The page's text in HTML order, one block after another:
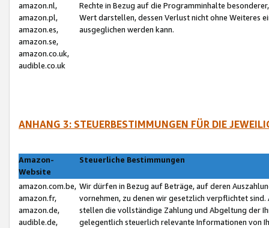
amazon.nl,
amazon.pl,
amazon.es,
amazon.se,
amazon.co.uk,
audible.co.uk
Rechte in Bezug auf die Programminhalte
Wert darstellen, dessen Verlust nicht ohne Weiteres
ausgeglichen werden kann.
ANHANG 3: STEUERBESTIMMUNGEN FÜR DIE
Amazon-
Website
Steuerliche Bestimmungen
amazon.com.be,
amazon.fr,
amazon.de,
audible.de,
Wir dürfen in Bezug auf Beträge, auf deren
vornehmen, zu denen wir gesetzlich verpflichtet
stellen die vollständige Zahlung und Abgeltung der
gelegentlich steuerlich relevante Informationen von